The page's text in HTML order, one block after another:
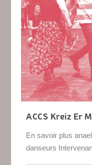
ACCS Kreiz Er
En savoir plus
danseurs